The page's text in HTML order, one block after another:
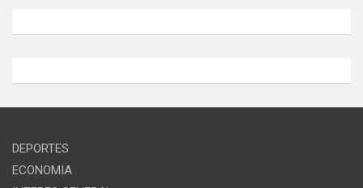
DEPORTES
ECONOMIA